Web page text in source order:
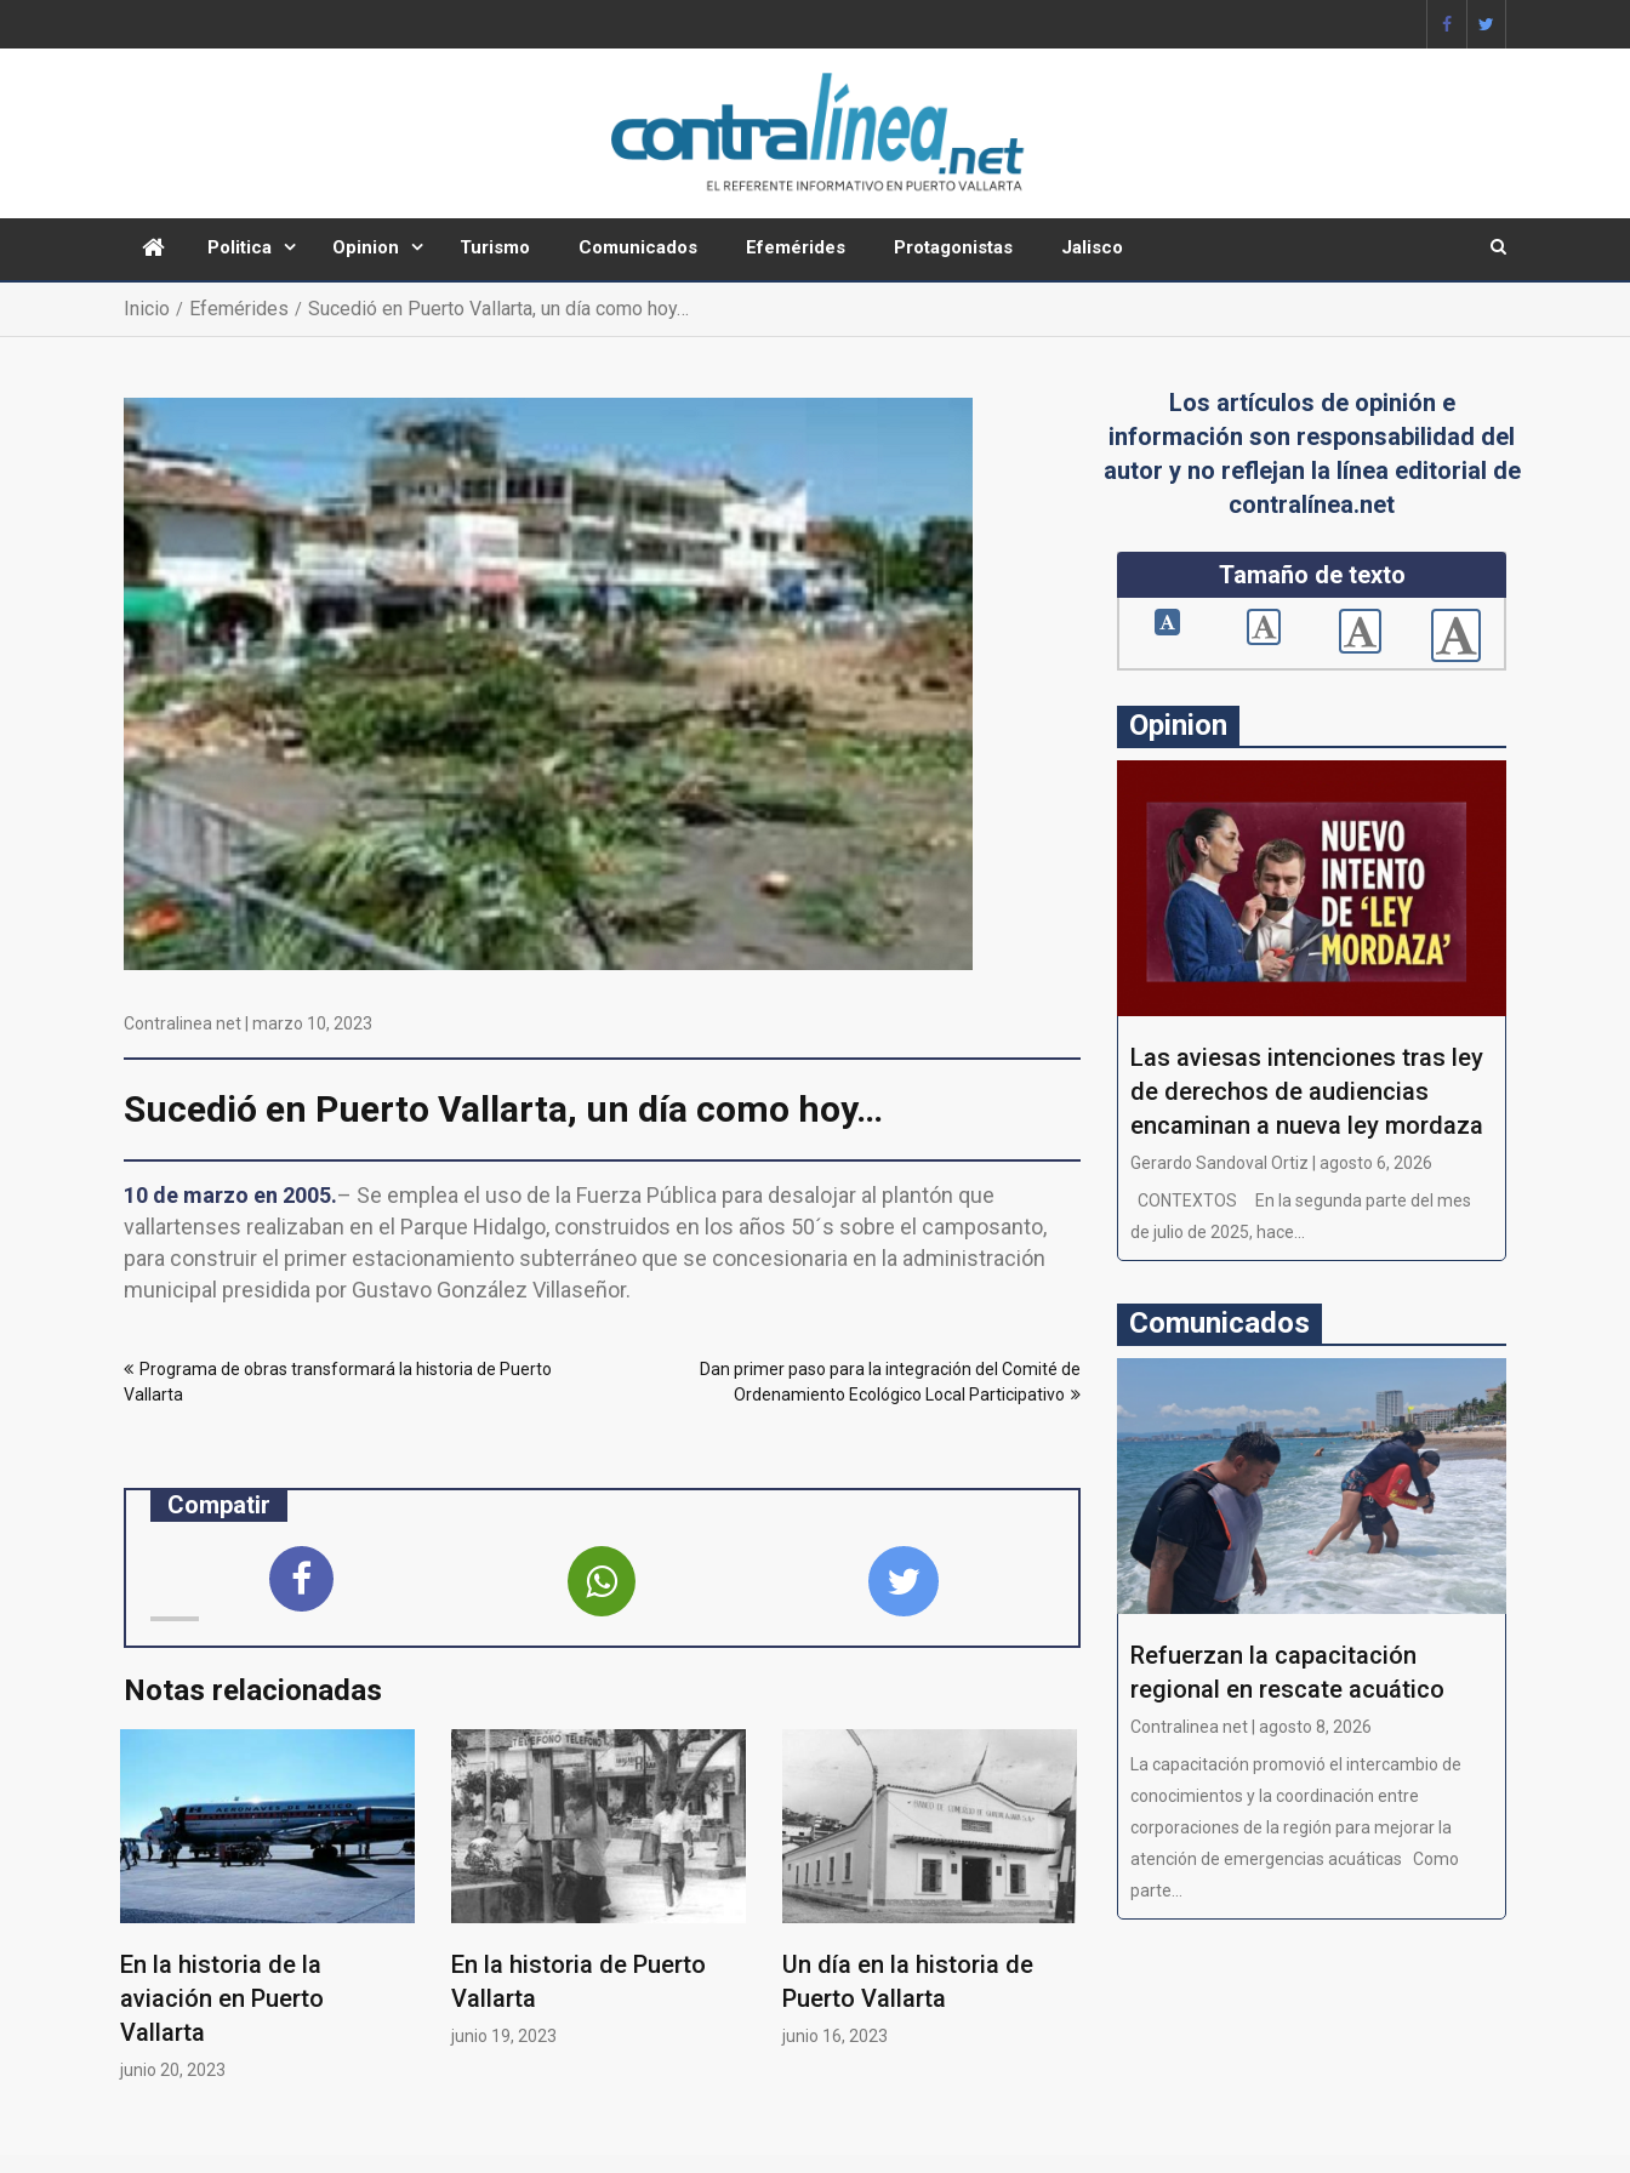
Politica Opinion Turismo Comunicados Efemérides Protagonistas Jalisco
Inicio Efemérides Sucedió en Puerto Vallarta, un día como hoy…
Contralinea net | marzo 10, 2023
Sucedió en Puerto Vallarta, un día como hoy…
10 de marzo en 2005.– Se emplea el uso de la Fuerza Pública para desalojar al plantón que
vallartenses realizaban en el Parque Hidalgo, construidos en los años 50´s sobre el camposanto,
para construir el primer estacionamiento subterráneo que se concesionaria en la administración
municipal presidida por Gustavo González Villaseñor.
dePrograma de obras transformará la historia de Puerto
Vallarta
Dan primer paso para la integración del Comité de
Ordenamiento Ecológico Local Participativo
Compatir
Notas relacionadas
En la historia de la
aviación en Puerto
Vallarta
junio 20, 2023
En la historia de Puerto
Vallarta
junio 19, 2023
Un día en la historia de
Puerto Vallarta
junio 16, 2023
Los artículos de opinión e
información son responsabilidad del
autor y no reflejan la línea editorial de
contralínea.net
Tamaño de texto
Opinion
Las aviesas intenciones tras ley
de derechos de audiencias
encaminan a nueva ley mordaza
Gerardo Sandoval Ortiz | agosto 6, 2026
CONTEXTOS En la segunda parte del mes
de julio de 2025, hace...
Comunicados
Refuerzan la capacitación
regional en rescate acuático
Contralinea net | agosto 8, 2026
La capacitación promovió el intercambio de
conocimientos y la coordinación entre
corporaciones de la región para mejorar la
atención de emergencias acuáticas Como
parte...